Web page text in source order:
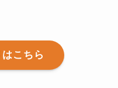
こちら